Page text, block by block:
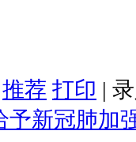
推荐 打印 |
予新冠肺加